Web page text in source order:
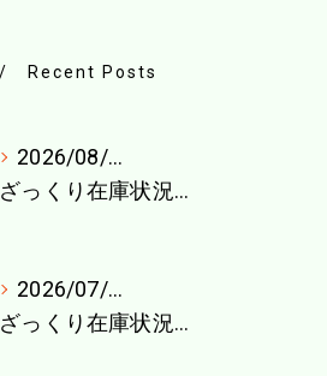
Recent Posts
2026/08/04
ざっくり在庫状況（8月1週目）
2026/07/27
ざっくり在庫状況（7月最終週）